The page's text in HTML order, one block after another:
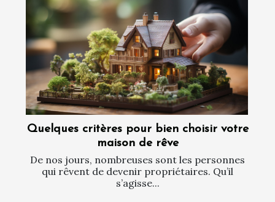
Quelques critères pour bien choisir votre
maison de rêve
De nos jours, nombreuses sont les personnes
qui rêvent de devenir propriétaires. Qu’il
s’agisse...